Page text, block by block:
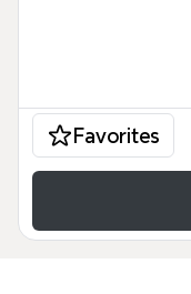
Favorites